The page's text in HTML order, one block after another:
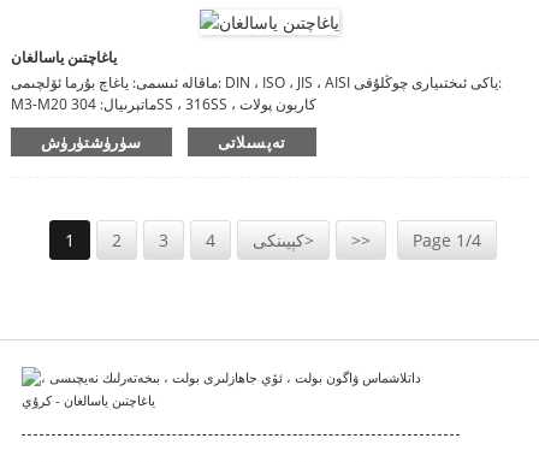
ياغاچتىن ياسالغان
ماقالە ئىسمى: ياغاچ بۇرما ئۆلچىمى: DIN ، ISO ، JIS ، AISI ياكى ئىختىيارى چوڭلۇقى:
M3-M20 ماتېرىيال: 304SS ، 316SS ، كاربون پولات
سۈرۈشتۈرۈش تەپسىلاتى
1 2 3 4 كېيىنكى> >> Page 1/4